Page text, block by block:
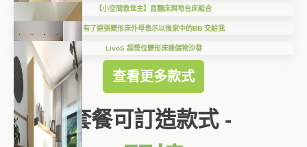
【小空間救世主】直翻床與地台床組合
有了這張變形床外母表示以後家中的BB 交給我
LivoS 超慳位變形床連儲物沙發
查看更多款式
套餐可訂造款式 -